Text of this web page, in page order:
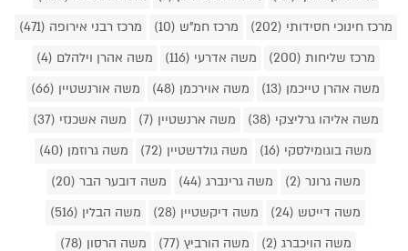
מרכז חינוכי חסידותי (202)
מרכז חמ"ש (10)
מרכז רבני אירופה (471)
מרכז שליחות (200)
משה אדרעי (116)
משה אהרן וילהלם (4)
משה אהרן טייכמן (13)
משה אוירכמן (48)
משה אורנשטיין (66)
משה אליהו גרליצקי (38)
משה ארנשטיין (7)
משה אשכנזי (37)
משה בוגומילסקי (16)
משה גולדשטיין (72)
משה גרוזמן (40)
משה גרונר (2)
משה גרינברג (44)
משה דובער הבר (20)
משה דייטש (24)
משה דיקשטיין (28)
משה הבלין (516)
משה הויכברג (2)
משה הורביץ (77) משה הרסון (78)